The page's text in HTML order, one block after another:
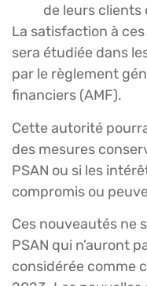
de leurs clients
La satisfaction à
sera étudiée dans
par le règlement
financiers (AMF).
Cette autorité
des mesures
PSAN ou si les
compromis ou
Ces nouveautés ne
PSAN qui n’auront
considérée comme